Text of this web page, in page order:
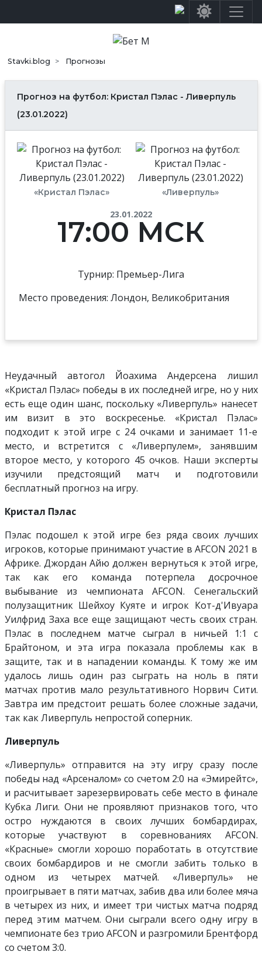
Stavki.blog Прогнозы
Прогноз на футбол: Кристал Пэлас - Ливерпуль
(23.01.2022)
«Кристал Пэлас»
23.01.2022
17:00 МСК
Турнир: Премьер-Лига
Место проведения: Лондон, Великобритания
«Ливерпуль»
Неудачный автогол Йоахима Андерсена лишил
«Кристал Пэлас» победы в их последней игре, но у них
есть еще один шанс, поскольку «Ливерпуль» нанесет
им визит в это воскресенье. «Кристал Пэлас»
подходит к этой игре с 24 очками и занимает 11-е
место, и встретится с «Ливерпулем», занявшим
второе место, у которого 45 очков. Наши эксперты
изучили предстоящий матч и подготовили
бесплатный прогноз на игру.
Кристал Пэлас
Пэлас подошел к этой игре без ряда своих лучших
игроков, которые принимают участие в AFCON 2021 в
Африке. Джордан Айю должен вернуться к этой игре,
так как его команда потерпела досрочное
выбывание из чемпионата AFCON. Сенегальский
полузащитник Шейхоу Куяте и игрок Кот-д'Ивуара
Уилфрид Заха все еще защищают честь своих стран.
Пэлас в последнем матче сыграл в ничьей 1:1 с
Брайтоном, и эта игра показала проблемы как в
защите, так и в нападении команды. К тому же им
удалось лишь один раз сыграть на ноль в пяти
матчах против мало результативного Норвич Сити.
Завтра им предстоит решать более сложные задачи,
так как Ливерпуль непростой соперник.
Ливерпуль
«Ливерпуль» отправится на эту игру сразу после
победы над «Арсеналом» со счетом 2:0 на «Эмирейтс»,
и расчитывает зарезервировать себе место в финале
Кубка Лиги. Они не проявляют признаков того, что
остро нуждаются в своих лучших бомбардирах,
которые участвуют в соревнованиях AFCON.
«Красные» смогли хорошо поработать в отсутствие
своих бомбардиров и не смогли забить только в
одном из четырех матчей. «Ливерпуль» не
проигрывает в пяти матчах, забив два или более мяча
в четырех из них, и имеет три чистых матча подряд
перед этим матчем. Они сыграли всего одну игру в
чемпионате без трио AFCON и разгромили Брентфорд
со счетом 3:0.